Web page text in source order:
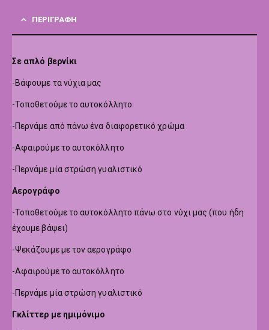
ΠΕΡΙΓΡΑΦΉ
Σε απλό βερνίκι
-Βάφουμε τα νύχια μας
-Τοποθετούμε το αυτοκόλλητο
-Περνάμε από πάνω ένα διαφορετικό χρώμα
-Αφαιρούμε το αυτοκόλλητο
-Περνάμε μία στρώση γυαλιστικό
Αερογράφο
-Τοποθετούμε το αυτοκόλλητο πάνω στο νύχι μας (που ήδη
έχουμε βάψει)
-Ψεκάζουμε με τον αερογράφο
-Αφαιρούμε το αυτοκόλλητο
-Περνάμε μία στρώση γυαλιστικό
Γκλίττερ με ημιμόνιμο